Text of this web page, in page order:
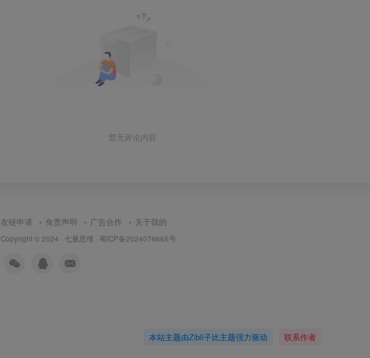
暂无评论内容
友链申请 免责声明 广告合作 关于我的
Copyright © 2024 · 七量思维 · 蜀ICP备2024076665号
本站主题由Zibll子比主题强力驱动 联系作者